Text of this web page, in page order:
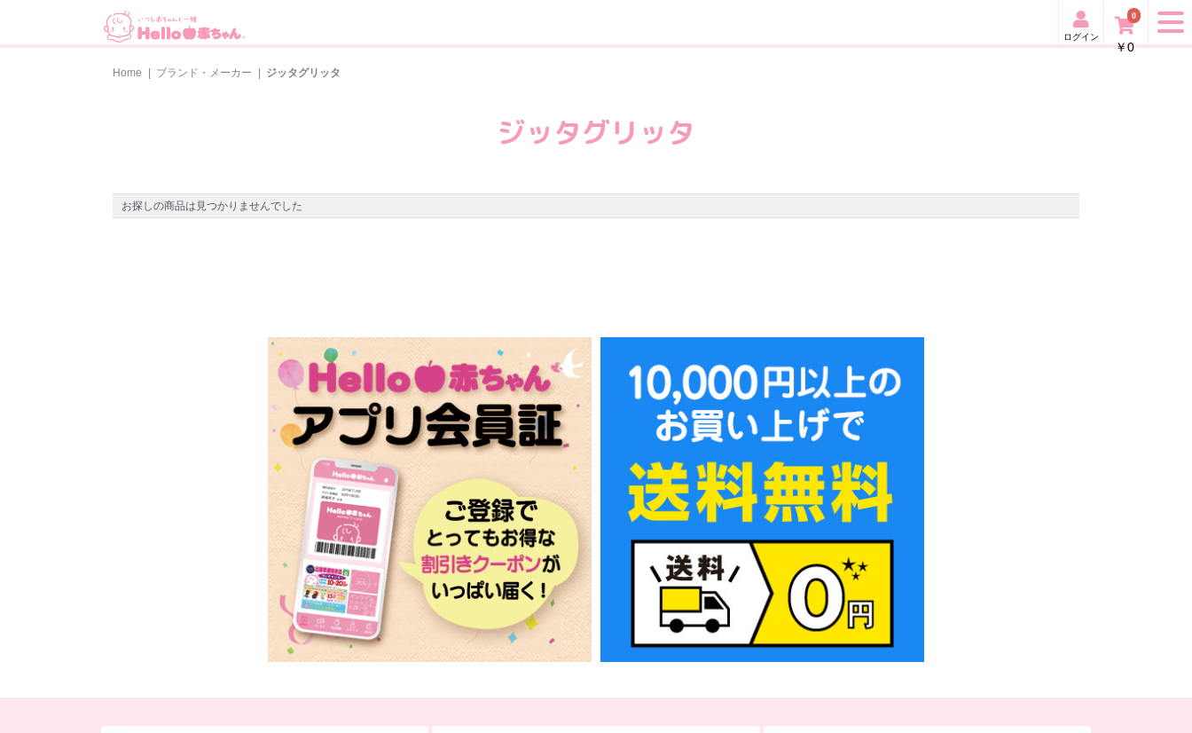
ログイン
0
￥0
Home ブランド・メーカー ジッタグリッタ
ジッタグリッタ
お探しの商品は見つかりませんでした